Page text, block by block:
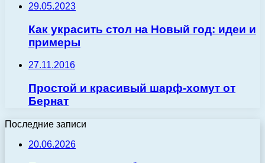
29.05.2023
Как украсить стол на Новый год: идеи и
примеры
27.11.2016
Простой и красивый шарф-хомут от
Бернат
Последние записи
20.06.2026